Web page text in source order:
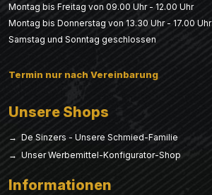
Montag bis Freitag von 09.00 Uhr - 12.00 Uhr
Montag bis Donnerstag von 13.30 Uhr - 17.00 Uhr
Samstag und Sonntag geschlossen
Termin nur nach Vereinbarung
Unsere Shops
→ De Sinzers - Unsere Schmied-Familie
→ Unser Werbemittel-Konfigurator-Shop
Informationen